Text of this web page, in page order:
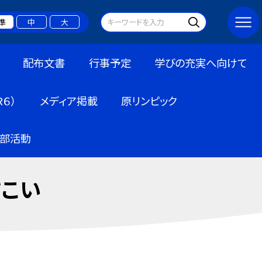
中 大
配布文書 行事予定 学びの充実へ向けて
） メディア掲載 原リンピック
部活動
い